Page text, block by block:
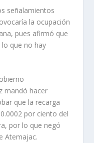
señalamientos
la ocupación
pues afirmó que
que no hay
mandó hacer
que la recarga
por ciento del
por lo que negó
Atemajac.